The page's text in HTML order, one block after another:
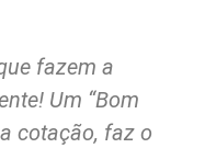
fazem a
Um “Bom
cotação, faz o